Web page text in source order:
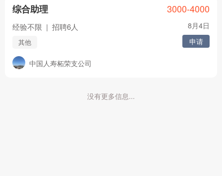
综合助理
经验不限 | 招聘6人
其他
中国人寿柘荣支公司
3000-4000
8月4日
申请
没有更多信息...